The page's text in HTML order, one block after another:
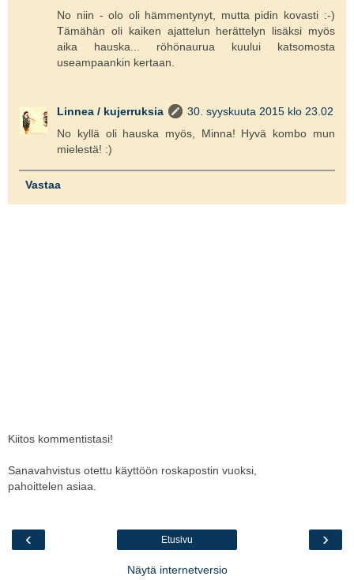
No niin - olo oli hämmentynyt, mutta pidin kovasti :-)
Tämähän oli kaiken ajattelun herättelyn lisäksi myös
aika hauska... röhönaurua kuului katsomosta
useampaankin kertaan.
Linnea / kujerruksia
30. syyskuuta 2015 klo 23.02
No kyllä oli hauska myös, Minna! Hyvä kombo mun
mielestä! :)
Vastaa
Kiitos kommentistasi!
Sanavahvistus otettu käyttöön roskapostin vuoksi,
pahoittelen asiaa.
‹ ›
Etusivu
Näytä internetversio